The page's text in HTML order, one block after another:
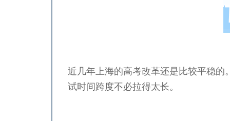
近几年上海的高考改革还是比较平稳
试时间跨度不必拉得太长。